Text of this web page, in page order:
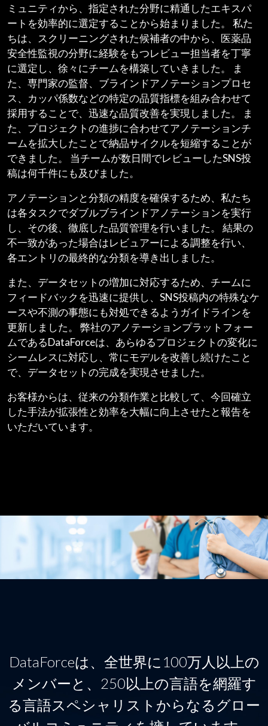
ミュニティから、指定された分野に精通したエキスパ
ートを効率的に選定することから始まりました。 私た
ちは、スクリーニングされた候補者の中から、医薬品
安全性監視の分野に経験をもつレビュー担当者を丁寧
に選定し、徐々にチームを構築していきました。 ま
た、専門家の監督、ブラインドアノテーションプロセ
ス、カッパ係数などの特定の品質指標を組み合わせて
採用することで、迅速な品質改善を実現しました。 ま
た、プロジェクトの進捗に合わせてアノテーションチ
ームを拡大したことで納品サイクルを短縮することが
できました。 当チームが数日間でレビューしたSNS投
稿は何千件にも及びました。
アノテーションと分類の精度を確保するため、私たち
は各タスクでダブルブラインドアノテーションを実行
し、その後、徹底した品質管理を行いました。 結果の
不一致があった場合はレビュアーによる調整を行い、
各エントリの最終的な分類を導き出しました。
また、データセットの増加に対応するため、チームに
フィードバックを迅速に提供し、SNS投稿内の特殊なケ
ースや不測の事態にも対処できるようガイドラインを
更新しました。 弊社のアノテーションプラットフォー
ムであるDataForceは、あらゆるプロジェクトの変化に
シームレスに対応し、常にモデルを改善し続けたこと
で、データセットの完成を実現させました。
お客様からは、従来の分類作業と比較して、今回確立
した手法が拡張性と効率を大幅に向上させたと報告を
いただいています。
DataForceは、全世界に100万人以上の
メンバーと、250以上の言語を網羅す
る言語スペシャリストからなるグロー